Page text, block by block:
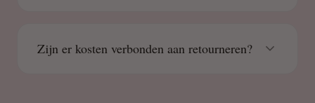
Zijn er kosten verbonden aan retourneren?